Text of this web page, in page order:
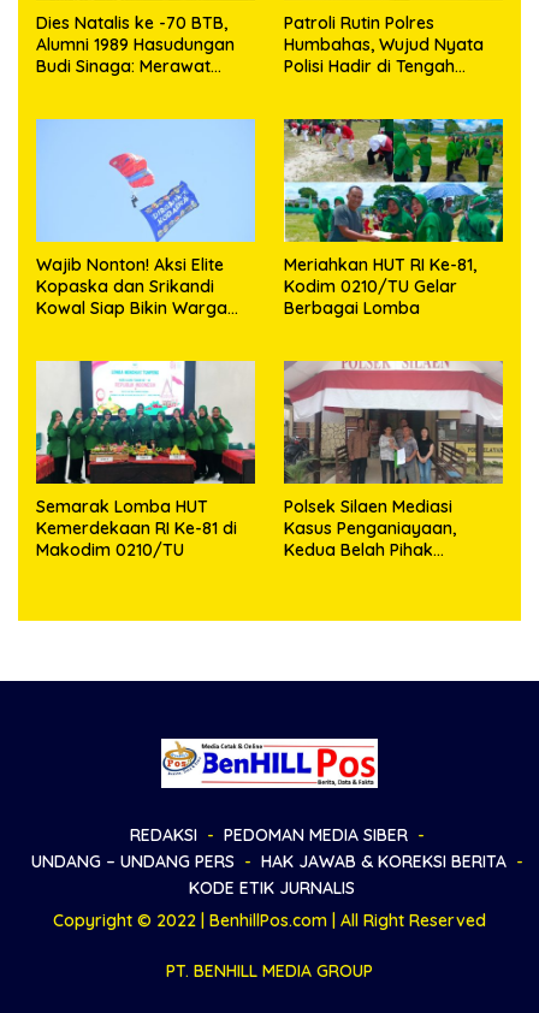
Dies Natalis ke -70 BTB,
Alumni 1989 Hasudungan
Budi Sinaga: Merawat
Patroli Rutin Polres
Humbahas, Wujud Nyata
Polisi Hadir di Tengah
Wajib Nonton! Aksi Elite
Kopaska dan Srikandi
Kowal Siap Bikin Warga
Meriahkan HUT RI Ke-81,
Kodim 0210/TU Gelar
Berbagai Lomba
Semarak Lomba HUT
Kemerdekaan RI Ke-81 di
Makodim 0210/TU
Polsek Silaen Mediasi
Kasus Penganiayaan,
Kedua Belah Pihak
REDAKSI
PEDOMAN MEDIA SIBER
UNDANG – UNDANG PERS
HAK JAWAB & KOREKSI BERITA
KODE ETIK JURNALIS
Copyright © 2022 | BenhillPos.com | All Right Reserved
PT. BENHILL MEDIA GROUP